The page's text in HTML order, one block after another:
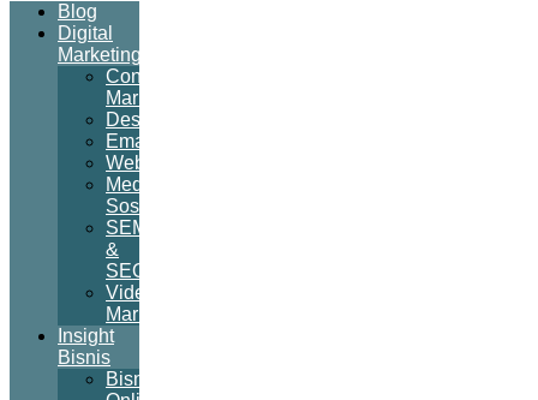
Blog
Digital
Marketing
Content
Marketing
Desain
Email
Website
Media
Sosial
SEM
&
SEO
Video
Marketing
Insight
Bisnis
Bisnis